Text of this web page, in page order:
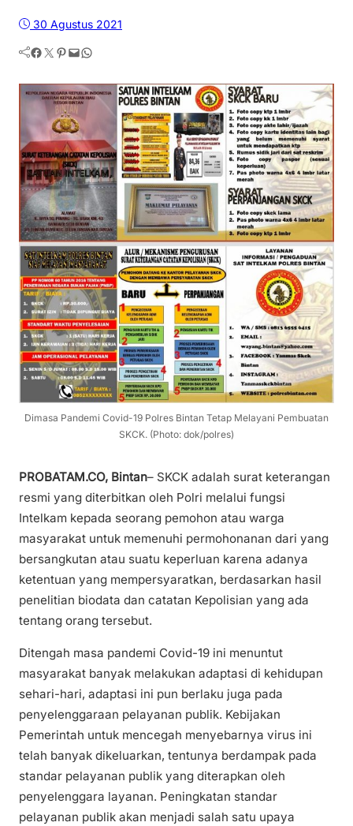
30 Agustus 2021
Facebook Twitter Pinterest Mail WhatsApp
Dimasa Pandemi Covid-19 Polres Bintan Tetap Melayani Pembuatan
SKCK. (Photo: dok/polres)
PROBATAM.CO, Bintan– SKCK adalah surat keterangan
resmi yang diterbitkan oleh Polri melalui fungsi
Intelkam kepada seorang pemohon atau warga
masyarakat untuk memenuhi permohonanan dari yang
bersangkutan atau suatu keperluan karena adanya
ketentuan yang mempersyaratkan, berdasarkan hasil
penelitian biodata dan catatan Kepolisian yang ada
tentang orang tersebut.
Ditengah masa pandemi Covid-19 ini menuntut
masyarakat banyak melakukan adaptasi di kehidupan
sehari-hari, adaptasi ini pun berlaku juga pada
penyelenggaraan pelayanan publik. Kebijakan
Pemerintah untuk mencegah menyebarnya virus ini
telah banyak dikeluarkan, tentunya berdampak pada
standar pelayanan publik yang diterapkan oleh
penyelenggara layanan. Peningkatan standar
pelayanan publik akan menjadi salah satu upaya